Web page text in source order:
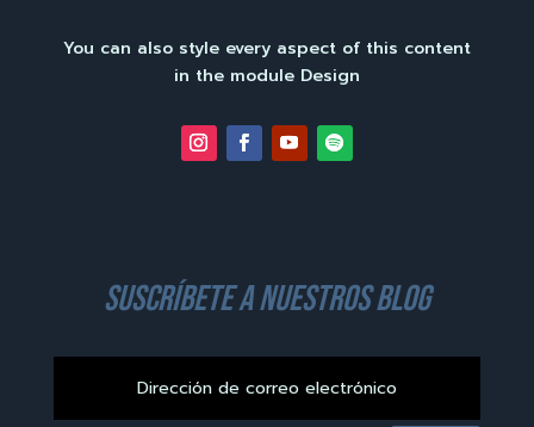
You can also style every aspect of this content
in the module Design
suscríbete a nuestros blog